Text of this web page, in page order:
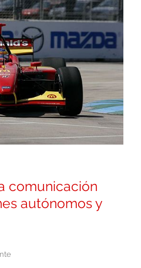
comunicación
autónomos y